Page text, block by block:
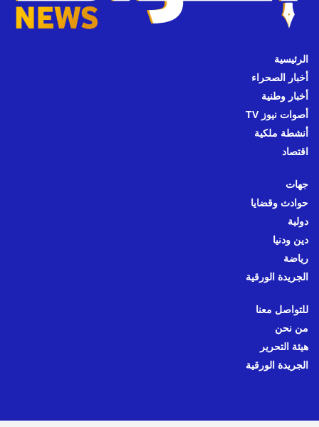
الرئيسية
أخبار الصحراء
أخبار وطنية
أصوات نيوز TV
أنشطة ملكية
اقتصاد
جهات
حوادث وقضايا
دولية
دين ودنيا
رياضة
الجريدة الورقية
للتواصل معنا
من نحن
هيئة التحرير
الجريدة الورقية